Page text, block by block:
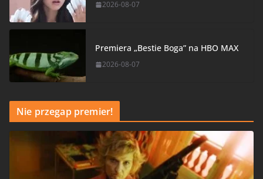
2026-08-07
Premiera „Bestie Boga” na HBO MAX
2026-08-07
Nie przegap premier!